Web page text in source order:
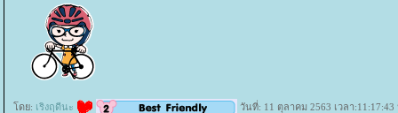
ดย: เริงฤดีนะ วันที่: 11 ตุลาคม 2563 เวลา:11:17:43